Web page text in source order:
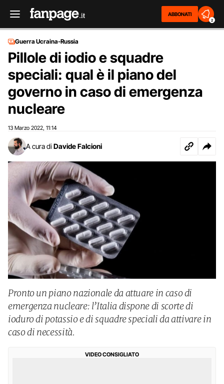
ABBONATI
2
Guerra Ucraina-Russia
Pillole di iodio e squadre
speciali: qual è il piano del
governo in caso di emergenza
nucleare
13 Marzo 2022 11:14
A cura di Davide Falcioni
Pronto un piano nazionale da attuare in caso di
emergenza nucleare: l’Italia dispone di scorte di
ioduro di potassio e di squadre speciali da attivare in
caso di necessità.
VIDEO CONSIGLIATO